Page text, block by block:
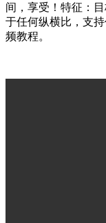
间，享受！特征：
于任何纵横比，支
频教程。